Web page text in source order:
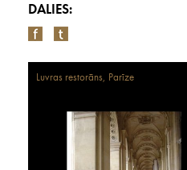
DALIES:
Luvras restorāns, Parīze